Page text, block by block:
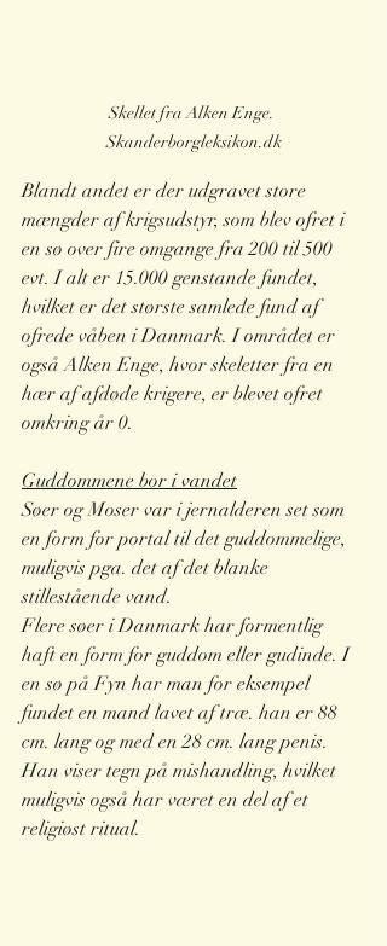
Skellet fra Alken Enge.
Skanderborgleksikon.dk
Blandt andet er der udgravet store
mængder af krigsudstyr, som blev ofret i
en sø over fire omgange fra 200 til 500
evt. I alt er 15.000 genstande fundet,
hvilket er det største samlede fund af
ofrede våben i Danmark. I området er
også Alken Enge, hvor skeletter fra en
hær af afdøde krigere, er blevet ofret
omkring år 0.
Guddommene bor i vandet
Søer og Moser var i jernalderen set som
en form for portal til det guddommelige,
muligvis pga. det af det blanke
stillestående vand.
Flere søer i Danmark har formentlig
haft en form for guddom eller gudinde. I
en sø på Fyn har man for eksempel
fundet en mand lavet af træ. han er 88
cm. lang og med en 28 cm. lang penis.
Han viser tegn på mishandling, hvilket
muligvis også har været en del af et
religiøst ritual.